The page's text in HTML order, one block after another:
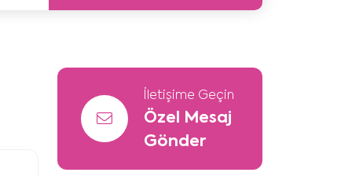
İletişime Geçin
Özel Mesaj
Gönder